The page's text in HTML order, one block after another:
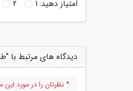
امتیاز دهید:1
2
دیدگاه های مرتبط با
* نظرتان را در مورد این